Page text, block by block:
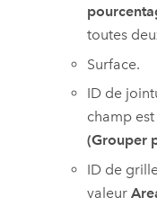
toutes
Surface.
ID de
champ
(Grouper
ID de
valeur